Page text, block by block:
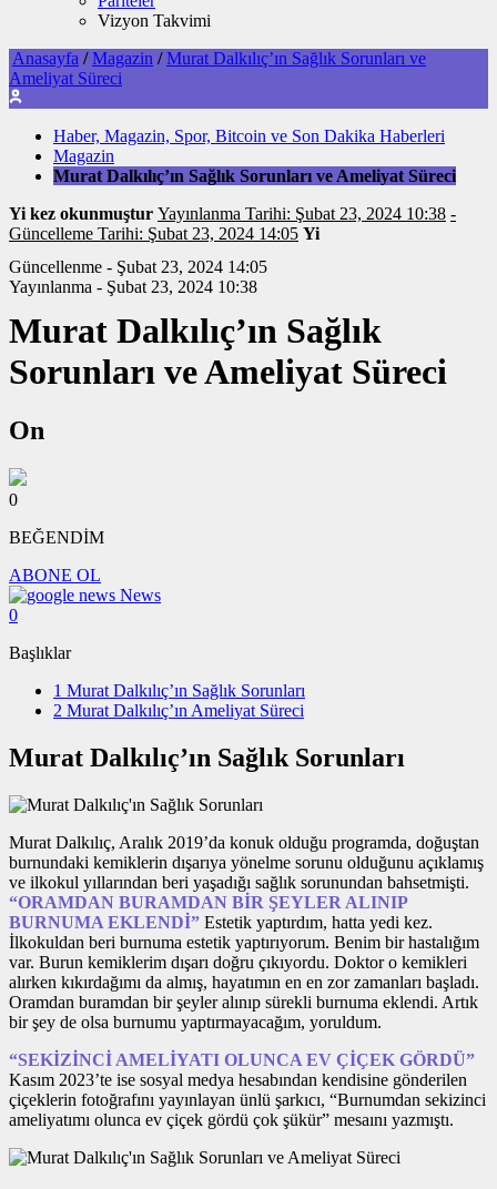
Vizyon Takvimi
Anasayfa / Magazin / Murat Dalkılıç’ın Sağlık Sorunları ve
Ameliyat Süreci
Haber, Magazin, Spor, Bitcoin ve Son Dakika Haberleri
Magazin
Murat Dalkılıç’ın Sağlık Sorunları ve Ameliyat Süreci
Yi kez okunmuştur Yayınlanma Tarihi: Şubat 23, 2024 10:38 -
Güncelleme Tarihi: Şubat 23, 2024 14:05 Yi
Güncellenme - Şubat 23, 2024 14:05
Yayınlanma - Şubat 23, 2024 10:38
Murat Dalkılıç’ın Sağlık
Sorunları ve Ameliyat Süreci
On
0
BEĞENDİM
ABONE OL
News
0
Başlıklar
1 Murat Dalkılıç’ın Sağlık Sorunları
2 Murat Dalkılıç’ın Ameliyat Süreci
Murat Dalkılıç’ın Sağlık Sorunları
Murat Dalkılıç, Aralık 2019’da konuk olduğu programda, doğuştan
burnundaki kemiklerin dışarıya yönelme sorunu olduğunu açıklamış
ve ilkokul yıllarından beri yaşadığı sağlık sorunundan bahsetmişti.
“ORAMDAN BURAMDAN BİR ŞEYLER ALINIP
BURNUMA EKLENDİ” Estetik yaptırdım, hatta yedi kez.
İlkokuldan beri burnuma estetik yaptırıyorum. Benim bir hastalığım
var. Burun kemiklerim dışarı doğru çıkıyordu. Doktor o kemikleri
alırken kıkırdağımı da almış, hayatımın en en zor zamanları başladı.
Oramdan buramdan bir şeyler alınıp sürekli burnuma eklendi. Artık
bir şey de olsa burnumu yaptırmayacağım, yoruldum.
“SEKİZİNCİ AMELİYATI OLUNCA EV ÇİÇEK GÖRDÜ”
Kasım 2023’te ise sosyal medya hesabından kendisine gönderilen
çiçeklerin fotoğrafını yayınlayan ünlü şarkıcı, “Burnumdan sekizinci
ameliyatımı olunca ev çiçek gördü çok şükür” mesaını yazmıştı.